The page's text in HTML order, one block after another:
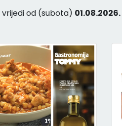
od (subota) 01.08.2026.